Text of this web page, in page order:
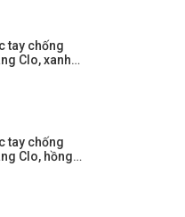
tay chống
Clo, xanh
váy rời Yuke,
tay chống
Clo, hồng
Yuke, UPF